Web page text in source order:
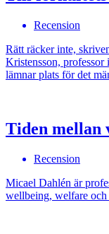
Recension
Rätt räcker inte,
Kristensson, professor
lämnar plats för det
Tiden mellan
Recension
Micael Dahlén är
wellbeing, welfare och